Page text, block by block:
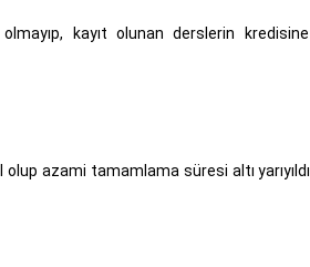
kayıt olunan derslerin
olup azami tamamlama süresi altı